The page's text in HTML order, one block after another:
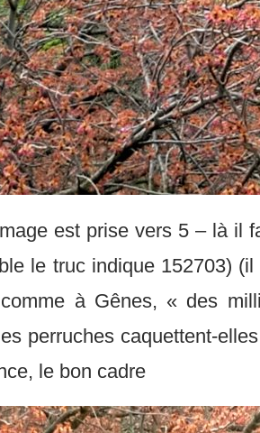
est prise vers 5 – là il
le truc indique 152703)
à Gênes, « des
perruches caquettent-
le bon cadre